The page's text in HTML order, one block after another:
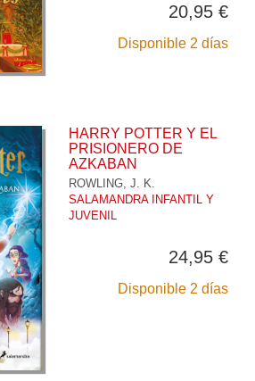
20,95 €
Disponible 2 días
HARRY POTTER Y EL
PRISIONERO DE
AZKABAN
ROWLING, J. K.
SALAMANDRA INFANTIL Y
JUVENIL
24,95 €
Disponible 2 días